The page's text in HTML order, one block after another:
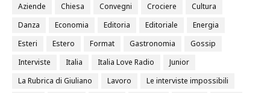
Aziende
Chiesa Convegni Crociere
Cultura
Danza
Economia Editoria Editoriale
Energia
Esteri
Estero Format Gastronomia
Gossip
Interviste
Italia Italia Love Radio
Junior
La Rubrica di Giuliano
Lavoro
Le interviste impossibili